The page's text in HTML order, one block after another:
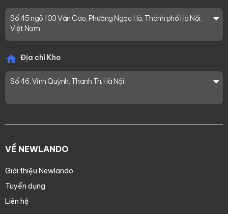
Số 45 ngõ 103 Văn Cao, Phường Ngọc Hà, Thành phố Hà Nội,
Việt Nam
Địa chỉ Kho
Số 46, Vĩnh Quỳnh, Thanh Trì, Hà Nội
VỀ NEWLANDO
Giới thiệu Newlando
Tuyển dụng
Liên hệ